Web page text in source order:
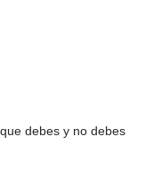
debes y no debes